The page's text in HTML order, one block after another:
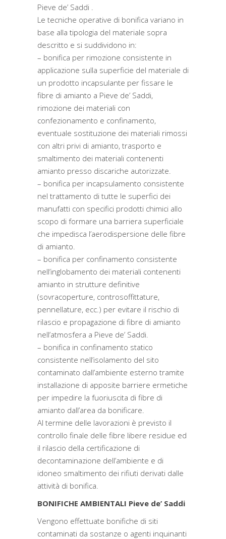
Pieve de’ Saddi .
Le tecniche operative di bonifica variano in
base alla tipologia del materiale sopra
descritto e si suddividono in:
– bonifica per rimozione consistente in
applicazione sulla superficie del materiale di
un prodotto incapsulante per fissare le
fibre di amianto a Pieve de’ Saddi,
rimozione dei materiali con
confezionamento e confinamento,
eventuale sostituzione dei materiali rimossi
con altri privi di amianto, trasporto e
smaltimento dei materiali contenenti
amianto presso discariche autorizzate.
– bonifica per incapsulamento consistente
nel trattamento di tutte le superfici dei
manufatti con specifici prodotti chimici allo
scopo di formare una barriera superficiale
che impedisca l’aerodispersione delle fibre
di amianto.
– bonifica per confinamento consistente
nell’inglobamento dei materiali contenenti
amianto in strutture definitive
(sovracoperture, controsoffittature,
pennellature, ecc.) per evitare il rischio di
rilascio e propagazione di fibre di amianto
nell’atmosfera a Pieve de’ Saddi.
– bonifica in confinamento statico
consistente nell’isolamento del sito
contaminato dall’ambiente esterno tramite
installazione di apposite barriere ermetiche
per impedire la fuoriuscita di fibre di
amianto dall’area da bonificare.
Al termine delle lavorazioni è previsto il
controllo finale delle fibre libere residue ed
il rilascio della certificazione di
decontaminazione dell’ambiente e di
idoneo smaltimento dei rifiuti derivati dalle
attività di bonifica.
BONIFICHE AMBIENTALI Pieve de’ Saddi
Vengono effettuate bonifiche di siti
contaminati da sostanze o agenti inquinanti